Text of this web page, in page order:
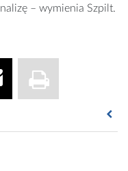
– wymienia Szpilt.